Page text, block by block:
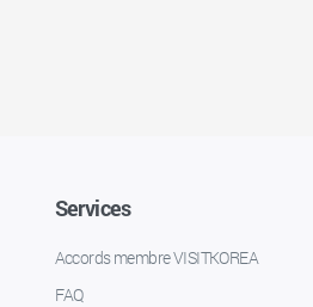
Services
Accords membre VISITKOREA
FAQ